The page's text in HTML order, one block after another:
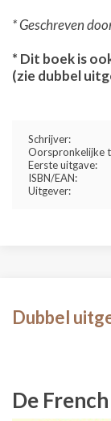
* Geschreven
* Dit boek is
(zie dubbel
Schrijver:
Oorspronkelijke
Eerste uitgave:
ISBN/EAN:
Uitgever:
Dubbel
De